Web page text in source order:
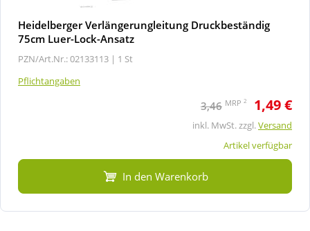
Heidelberger Verlängerungleitung Druckbeständig
75cm Luer-Lock-Ansatz
PZN/Art.Nr.: 02133113 | 1 St
Pflichtangaben
3,46 MRP 2 1,49 €
inkl. MwSt. zzgl.Versand
Artikel verfügbar
In den Warenkorb